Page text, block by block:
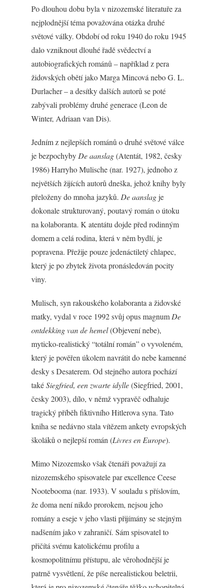
Po dlouhou dobu byla v nizozemské literatuře za
nejplodnější téma považována otázka druhé
světové války. Období od roku 1940 do roku 1945
dalo vzniknout dlouhé řadě svědectví a
autobiografických románů – například z pera
židovských obětí jako Marga Mincová nebo G. L.
Durlacher – a desítky dalších autorů se poté
zabývali problémy druhé generace (Leon de
Winter, Adriaan van Dis).
Jedním z nejlepších románů o druhé světové válce
je bezpochyby De aanslag(Atentát, 1982, česky
1986) Harryho Mulische (nar. 1927), jednoho z
největších žijících autorů dneška, jehož knihy byly
přeloženy do mnoha jazyků. De aanslagje
dokonale strukturovaný, poutavý román o útoku
na kolaboranta. K atentátu dojde před rodinným
domem a celá rodina, která v něm bydlí, je
popravena. Přežije pouze jedenáctiletý chlapec,
který je po zbytek života pronásledován pocity
viny.
Mulisch, syn rakouského kolaboranta a židovské
matky, vydal v roce 1992 svůj opus magnum De
ontdekking van de hemel(Objevení nebe),
myticko-realistický “totální román” o vyvoleném,
který je pověřen úkolem navrátit do nebe kamenné
desky s Desaterem. Od stejného autora pochází
takéSiegfried, een zwarte idylle(Siegfried, 2001,
česky 2003), dílo, v němž vypravěč odhaluje
tragický příběh fiktivního Hitlerova syna. Tato
kniha se nedávno stala vítězem ankety evropských
školáků o nejlepší román (Livres en Europe).
Mimo Nizozemsko však čtenáři považují za
nizozemského spisovatele par excellence Ceese
Nootebooma (nar. 1933). V souladu s příslovím,
že doma není nikdo prorokem, nejsou jeho
romány a eseje v jeho vlasti přijímány se stejným
nadšením jako v zahraničí. Sám spisovatel to
přičítá svému katolickému profilu a
kosmopolitnímu přístupu, ale věrohodnější je
patrně vysvětlení, že píše nerealistickou beletrii,